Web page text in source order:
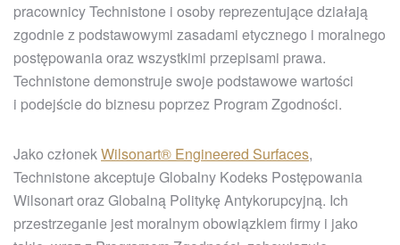
pracownicy Technistone i osoby reprezentujące działają
zgodnie z podstawowymi zasadami etycznego i moralnego
postępowania oraz wszystkimi przepisami prawa.
Technistone demonstruje swoje podstawowe wartości
i podejście do biznesu poprzez Program Zgodności.
Jako członekWilsonart® Engineered Surfaces,
Technistone akceptuje Globalny Kodeks Postępowania
Wilsonart oraz Globalną Politykę Antykorupcyjną. Ich
przestrzeganie jest moralnym obowiązkiem firmy i jako